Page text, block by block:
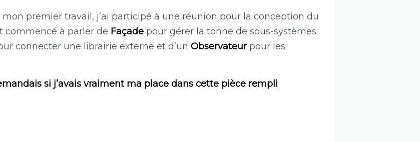
premier travail, j’ai participé à une réunion pour la conception du
commencé à parler de Façade pour gérer la tonne de sous-systèmes
connecter une librairie externe et d’un Observateurpour les
si j’avais vraiment ma place dans cette pièce rempli